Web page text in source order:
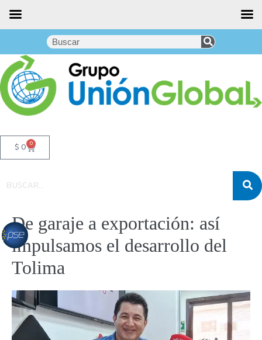
$0 0
De garaje a exportación: así
impulsamos el desarrollo del
Tolima